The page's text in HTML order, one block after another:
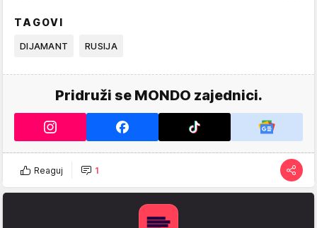
TAGOVI
DIJAMANT RUSIJA
Pridruži se MONDO zajednici.
Reaguj 1